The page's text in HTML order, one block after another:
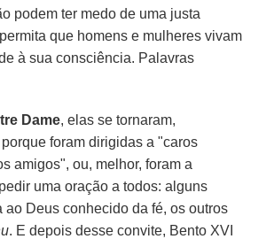
podem ter medo de uma justa
que homens e mulheres vivam
à sua consciência. Palavras
Dame, elas se tornaram,
foram dirigidas a "caros
amigos", ou, melhor, foram a
uma oração a todos: alguns
ao Deus conhecido da fé, os outros
. E depois desse convite, Bento XVI